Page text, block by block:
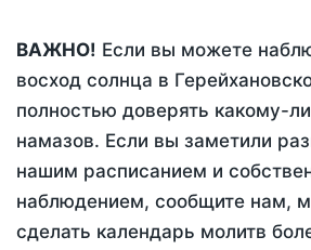
ВАЖНО! Если вы можете
восход солнца в
полностью доверять какому-
намазов. Если вы заметили
нашим расписанием и
наблюдением, сообщите нам,
сделать календарь молитв